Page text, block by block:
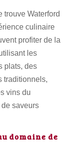
trouve Waterford
culinaire
profiter de la
les
plats, des
traditionnels,
vins du
saveurs
domaine de